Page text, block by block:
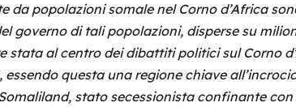
popolazioni somale nel Corno d’Africa
governo di tali popolazioni, disperse su
stata al centro dei dibattiti politici sul Corno
questa una regione chiave
stato secessionista confinante con